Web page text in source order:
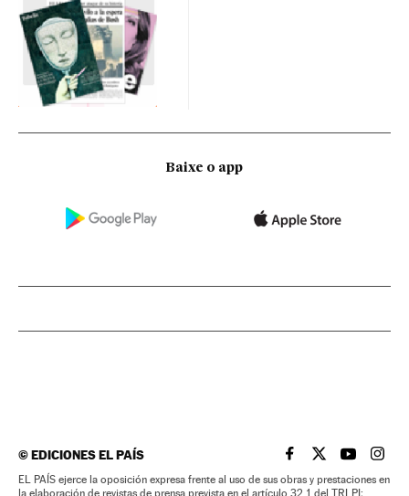
Baixe o app
©EDICIONES EL PAÍS EL PAÍS BRASIL EN
EL PAÍSEL PAÍS
EL
EL PAÍS ejerce la oposición expresa frente al uso de sus obras y prestaciones en
la elaboración de revistas de prensa prevista en el artículo 32.1 del TRLPI;